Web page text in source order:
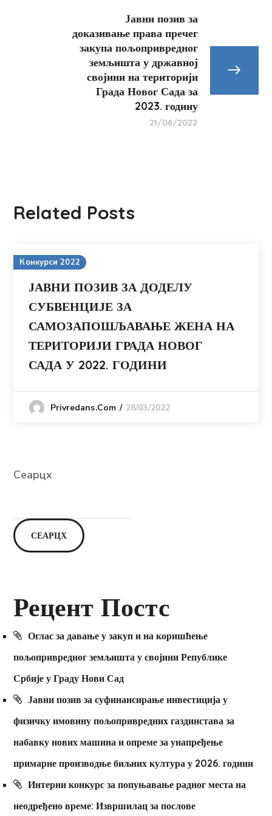
Јавни позив за
доказивање права пречег
закупа пољопривредног
земљишта у државној
својини на територији
Града Новог Сада за
2023. годину
21/06/2022
Related Posts
Конкурси 2022
ЈАВНИ ПОЗИВ ЗА ДОДЕЛУ
СУБВЕНЦИЈЕ ЗА
САМОЗАПОШЉАВАЊЕ ЖЕНА НА
ТЕРИТОРИЈИ ГРАДА НОВОГ
САДА У 2022. ГОДИНИ
Privredans.com 28/03/2022
Сеарцх
СЕАРЦХ
Рецент Постс
Оглас за давање у закуп и на коришћење
пољопривредног земљишта у својини Републике
Србије у Граду Нови Сад
Јавни позив за суфинансирање инвестиција у
физичку имовину пољопривредних газдинстава за
набавку нових машина и опреме за унапређење
примарне производње биљних култура у 2026. години
Интерни конкурс за попуњавање радног места на
неодређено време: Извршилац за послове